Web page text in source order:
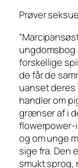
Prøver
forskellige
de får de
uanset deres
handler om
grænser af i
flowerpower-
og om unge
sige fra. Den
smukt sprog,